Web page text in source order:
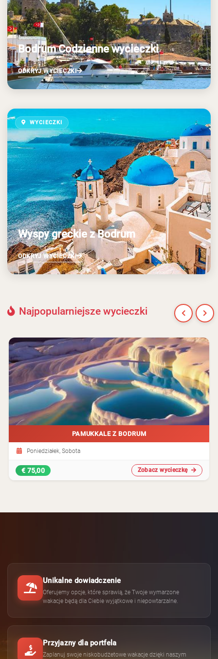
Bodrum Codzienne wycieczki
ODKRYJ WYCIECZKI
WYCIECZKI
Wyspy greckie z Bodrum
ODKRYJ WYCIECZKI
Najpopularniejsze wycieczki
PAMUKKALE Z BODRUM
Poniedziałek, Sobota
€ 75,00 Zobacz wycieczkę
Unikalne dowiadczenie
Oferujemy opcje, które sprawią, że Twoje wymarzone
wakacje będą dla Ciebie wyjątkowe i niepowtarzalne.
Przyjazny dla portfela
Zaplanuj swoje niskobudżetowe wakacje dzięki naszym